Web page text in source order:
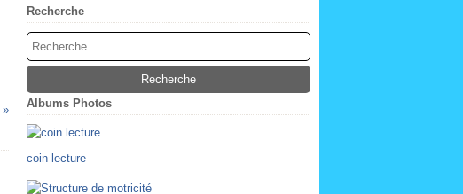
Recherche
Albums Photos
coin lecture